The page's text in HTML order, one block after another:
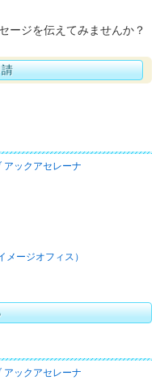
ージを伝えてみませんか？
アックアセレーナ
メージオフィス）
アックアセレーナ